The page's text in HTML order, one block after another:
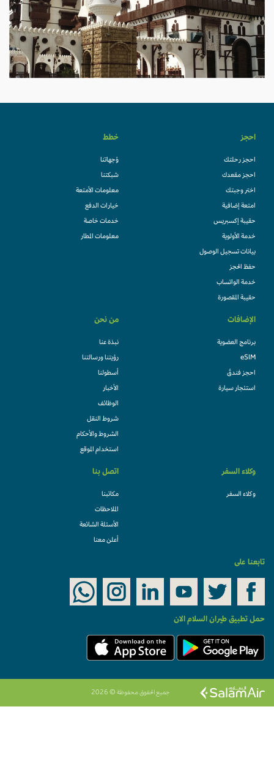
احجز
احجز رحلتك
احجز مقعدك
اختر وجبتك
امتعة إضافية
حقيبة إكسبريس
خدمة الأولوية
بيانات تسجيل الوصول
حفظ الحجز
خدمة الواتساب
حقيبة المقصورة
خطط
وُجهاتنا
شبكتنا
معلومات الأمتعة
خيارات الدفع
خدمات خاصة
معلومات المطار
الإضافات
برنامج العضوية
eSIM
احجز فندقً
استئجار سيارة
من نحن
نبذة عنا
رؤيتنا ورسالتنا
أسطولنا
الأخبار
الوظائف
شروط النقل
الشروط والأحكام
استخدام الموقع
وكلاء السفر
وكلاء السفر
اتصل بنا
مكاتبنا
الملاحظات
الأسئلة الشائعة
أعلن معنا
تابعنا على
حمل تطبيق طيران السلام الان
جميع الحقوق محفوظة © 2026